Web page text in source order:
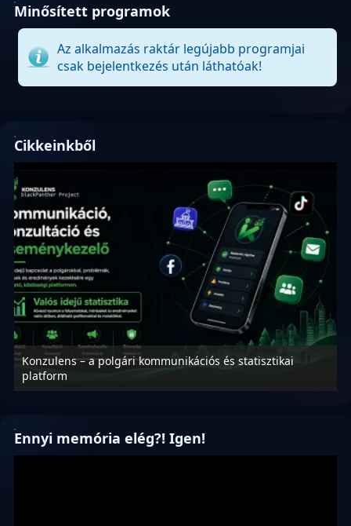
Minősített programok
Az alkalmazás raktár legújabb programjai
csak bejelentkezés után láthatóak!
Cikkeinkből
Konzulens – a polgári kommunikációs és statisztikai
platform
Ennyi memória elég?! Igen!